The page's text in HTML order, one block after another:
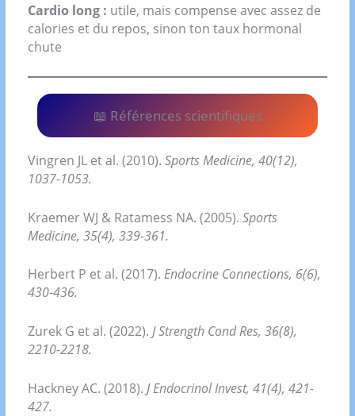
Cardio long : utile, mais compense avec assez de
calories et du repos, sinon ton taux hormonal
chute
📖 Références scientifiques
Vingren JL et al. (2010).Sports Medicine, 40(12),
1037-1053.
Kraemer WJ & Ratamess NA. (2005).Sports
Medicine, 35(4), 339-361.
Herbert P et al. (2017).Endocrine Connections, 6(6),
430-436.
Zurek G et al. (2022).J Strength Cond Res, 36(8),
2210-2218.
Hackney AC. (2018).J Endocrinol Invest, 41(4), 421-
427.